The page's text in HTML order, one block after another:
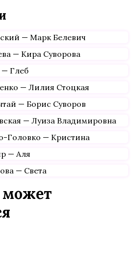
— Марк Белевич
— Кира Суворова
Глеб
— Лилия Стоцкая
— Борис Суворов
— Луиза Владимировна
Головко — Кристина
— Аля
— Света
может